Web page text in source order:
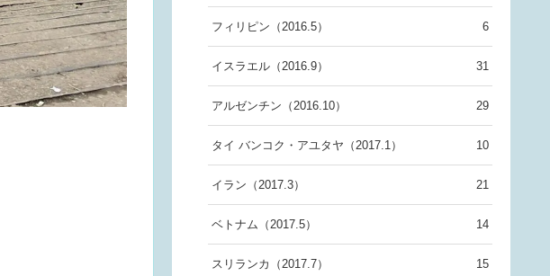
フィリピン（2016.5） 6
イスラエル（2016.9） 31
アルゼンチン（2016.10） 29
タイ バンコク・アユタヤ（2017.1） 10
イラン（2017.3） 21
ベトナム（2017.5） 14
スリランカ（2017.7） 15